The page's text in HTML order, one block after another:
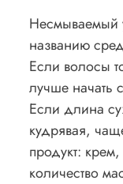
Несмываемый
названию
Если волосы
лучше начать
Если длина
кудрявая,
продукт:
количество